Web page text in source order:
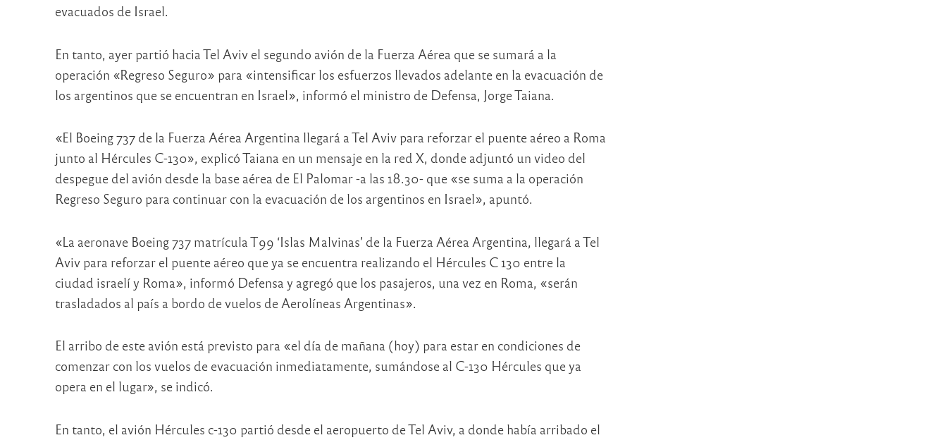
evacuados de Israel.
En tanto, ayer partió hacia Tel Aviv el segundo avión de la Fuerza Aérea que se sumará a la
operación «Regreso Seguro» para «intensificar los esfuerzos llevados adelante en la evacuación de
los argentinos que se encuentran en Israel», informó el ministro de Defensa, Jorge Taiana.
«El Boeing 737 de la Fuerza Aérea Argentina llegará a Tel Aviv para reforzar el puente aéreo a Roma
junto al Hércules C-130», explicó Taiana en un mensaje en la red X, donde adjuntó un video del
despegue del avión desde la base aérea de El Palomar -a las 18.30- que «se suma a la operación
Regreso Seguro para continuar con la evacuación de los argentinos en Israel», apuntó.
«La aeronave Boeing 737 matrícula T99 ‘Islas Malvinas’ de la Fuerza Aérea Argentina, llegará a Tel
Aviv para reforzar el puente aéreo que ya se encuentra realizando el Hércules C 130 entre la
ciudad israelí y Roma», informó Defensa y agregó que los pasajeros, una vez en Roma, «serán
trasladados al país a bordo de vuelos de Aerolíneas Argentinas».
El arribo de este avión está previsto para «el día de mañana (hoy) para estar en condiciones de
comenzar con los vuelos de evacuación inmediatamente, sumándose al C-130 Hércules que ya
opera en el lugar», se indicó.
En tanto, el avión Hércules c-130 partió desde el aeropuerto de Tel Aviv, a donde había arribado el